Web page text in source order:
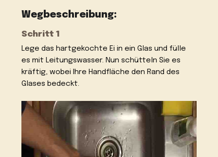
Wegbeschreibung:
Schritt 1
Lege das hartgekochte Ei in ein Glas und fülle
es mit Leitungswasser. Nun schütteln Sie es
kräftig, wobei Ihre Handfläche den Rand des
Glases bedeckt.